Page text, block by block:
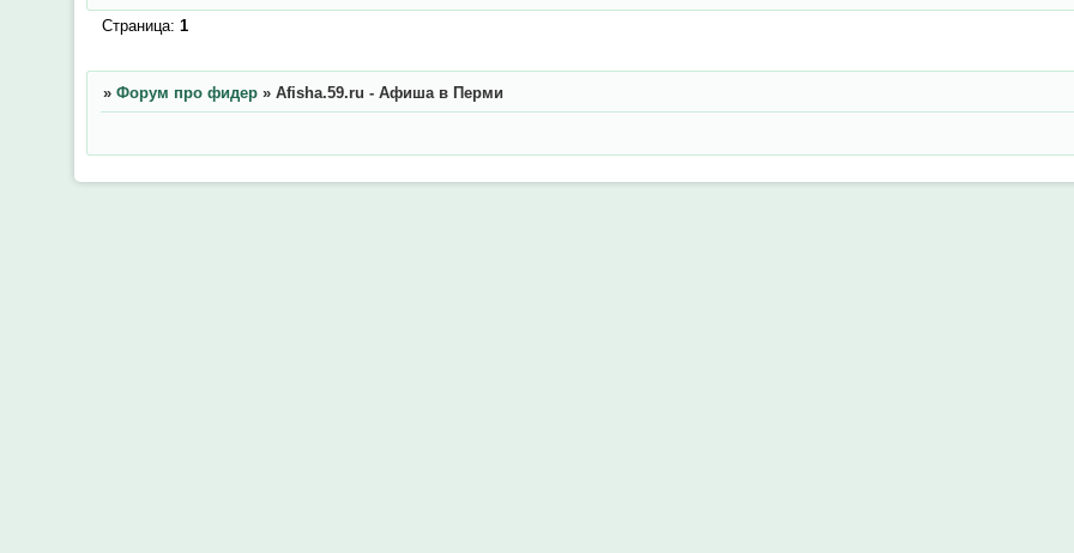
Страница: 1
» Форум про фидер » Afisha.59.ru - Афиша в Перми